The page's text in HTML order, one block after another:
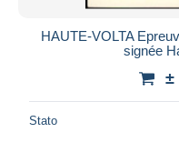
HAUTE-VOLTA
signée
±
Stato